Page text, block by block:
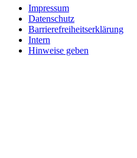
Impressum
Datenschutz
Barrierefreiheitserklärung
Intern
Hinweise geben